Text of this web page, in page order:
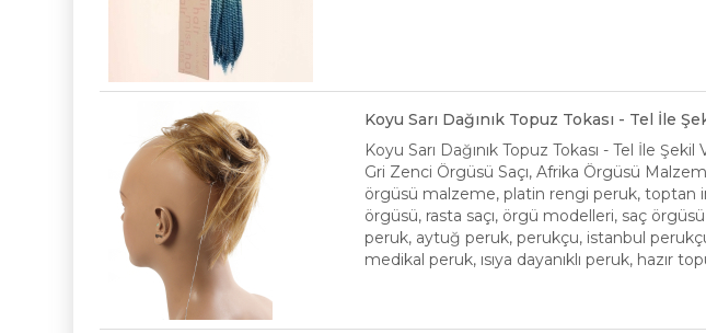
Koyu Sarı Dağınık Topuz Tokası - Tel İle
Koyu Sarı Dağınık Topuz Tokası - Tel İle
Gri Zenci Örgüsü Saçı, Afrika Örgüsü
örgüsü malzeme, platin rengi peruk, toptan
örgüsü, rasta saçı, örgü modelleri, saç
peruk, aytuğ peruk, perukçu, istanbul
medikal peruk, ısıya dayanıklı peruk, hazır